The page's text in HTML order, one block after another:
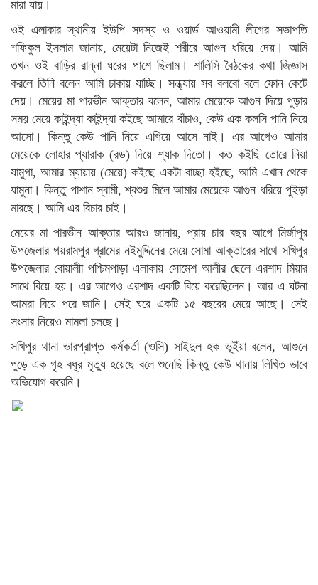
মারা যায়।
ওই এলাকার স্থানীয় ইউপি সদস্য ও ওয়ার্ড আওয়ামী লীগের সভাপতি
শফিকুল ইসলাম জানায়, মেয়েটা নিজেই শরীরে আগুন ধরিয়ে দেয়। আমি
তখন ওই বাড়ির রান্না ঘরের পাশে ছিলাম। শালিসি বৈঠকের কথা জিজ্ঞাস
করলে তিনি বলেন আমি ঢাকায় যাচ্ছি। সন্ধ্যায় সব বলবো বলে ফোন কেটে
দেয়। মেয়ের মা পারভীন আক্তার বলেন, আমার মেয়েকে আগুন দিয়ে পুড়ার
সময় মেয়ে কাইন্দ্যা কাইন্দ্যা কইছে আমারে বাঁচাও, কেউ এক কলসি পানি নিয়ে
আসো। কিন্তু কেউ পানি নিয়ে এগিয়ে আসে নাই। এর আগেও আমার
মেয়েকে লোহার প্যারাক (রড) দিয়ে শ্যাক দিতো। কত কইছি তোরে নিয়া
যামুগা, আমার ম্যায়ায় (মেয়ে) কইছে একটা বাচ্ছা হইছে, আমি এখান থেকে
যামুনা। কিন্তু পাশান স্বামী, শ্বশুর মিলে আমার মেয়েকে আগুন ধরিয়ে পুইড়া
মারছে। আমি এর বিচার চাই।
মেয়ের মা পারভীন আক্তার আরও জানায়, প্রায় চার বছর আগে মির্জাপুর
উপজেলার গয়রামপুর গ্রামের নইমুদ্দিনের মেয়ে সোমা আক্তারের সাথে সখিপুর
উপজেলার বোয়ালীা পশ্চিমপাড়া এলাকায় সোমেশ আলীর ছেলে এরশাদ মিয়ার
সাথে বিয়ে হয়। এর আগেও এরশাদ একটি বিয়ে করেছিলেন। আর এ ঘটনা
আমরা বিয়ে পরে জানি। সেই ঘরে একটি ১৫ বছরের মেয়ে আছে। সেই
সংসার নিয়েও মামলা চলছে।
সখিপুর থানা ভারপ্রাপ্ত কর্মকর্তা (ওসি) সাইদুল হক ভূ্ইঁয়া বলেন, আগুনে
পুড়ে এক গৃহ বধূর মৃত্যু হয়েছে বলে শুনেছি কিন্তু কেউ থানায় লিখিত ভাবে
অভিযোগ করেনি।